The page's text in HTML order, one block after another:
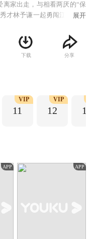
离家出走，与相看两厌的“保
才林予谦一起勇闯江湖，最
展开
下载 分享
11
VIP
12
VIP
13
APP APP